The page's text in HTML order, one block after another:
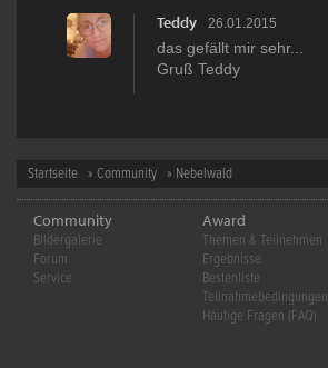
Teddy 26.01.2015
das gefällt mir sehr...
Gruß Teddy
Startseite » Community » Nebelwald
Community
Bildergalerie
Forum
Service
Award
Themen & Teilnehmen
Ergebnisse
Bestenliste
Teilnahmebedingungen
Häufige Fragen (FAQ)